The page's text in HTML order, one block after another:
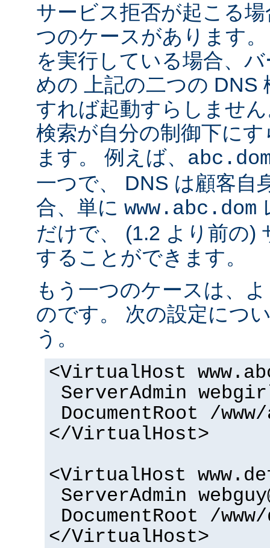
サービス拒否が起こる
つのケースがあります
を実行している場合、
めの 上記の二つの DNS
すれば起動すらしませ
検索が自分の制御下に
ます。 例えば、
一つで、 DNS は顧客自
合、単に www.abc.dom
だけで、 (1.2 より前の)
することができます。
もう一つのケースは、
のです。 次の設定につ
う。
<VirtualHost
ServerAdmin
DocumentRoot /
</VirtualHost>
<VirtualHost
ServerAdmin
DocumentRoot /
</VirtualHost>